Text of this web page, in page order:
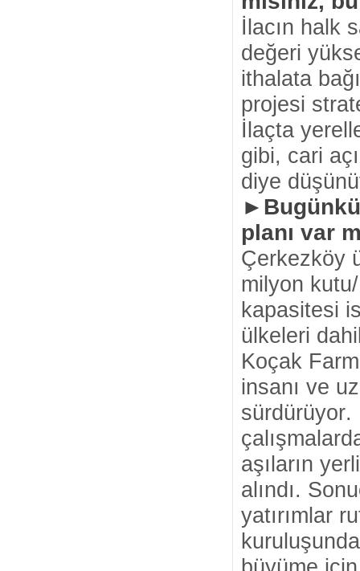
İlacın halk
değeri
ithalata
projesi
İlaçta
gibi, cari
diye
planı var
Çerkezköy
milyon
kapasitesi
ülkeleri
Koçak
insanı ve
sürdürüyor.
aşıların
alındı.
yatırımlar